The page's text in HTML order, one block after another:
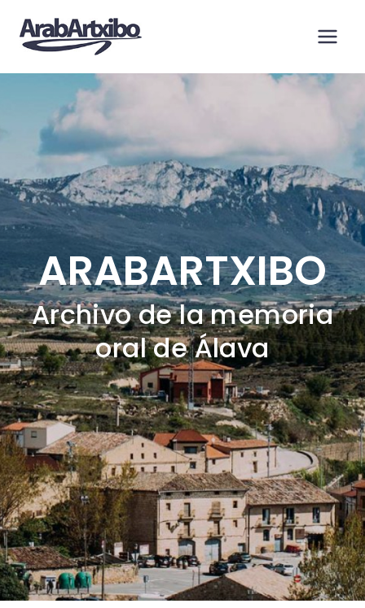
contenido
ARABARTXIBO
Archivo de la memoria
oral de Álava